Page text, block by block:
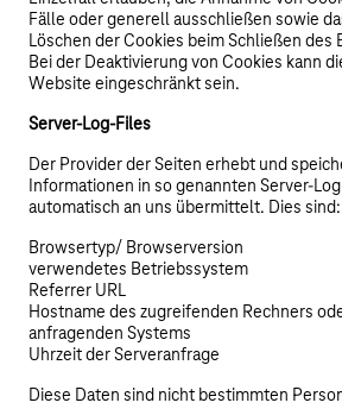
Fälle oder generell ausschließen sowie
Löschen der Cookies beim Schließen des
Bei der Deaktivierung von Cookies kann
Website eingeschränkt sein.
Server-Log-Files
Der Provider der Seiten erhebt und
Informationen in so genannten Server-
automatisch an uns übermittelt. Dies sind:
Browsertyp/ Browserversion
verwendetes Betriebssystem
Referrer URL
Hostname des zugreifenden Rechners
anfragenden Systems
Uhrzeit der Serveranfrage
Diese Daten sind nicht bestimmten